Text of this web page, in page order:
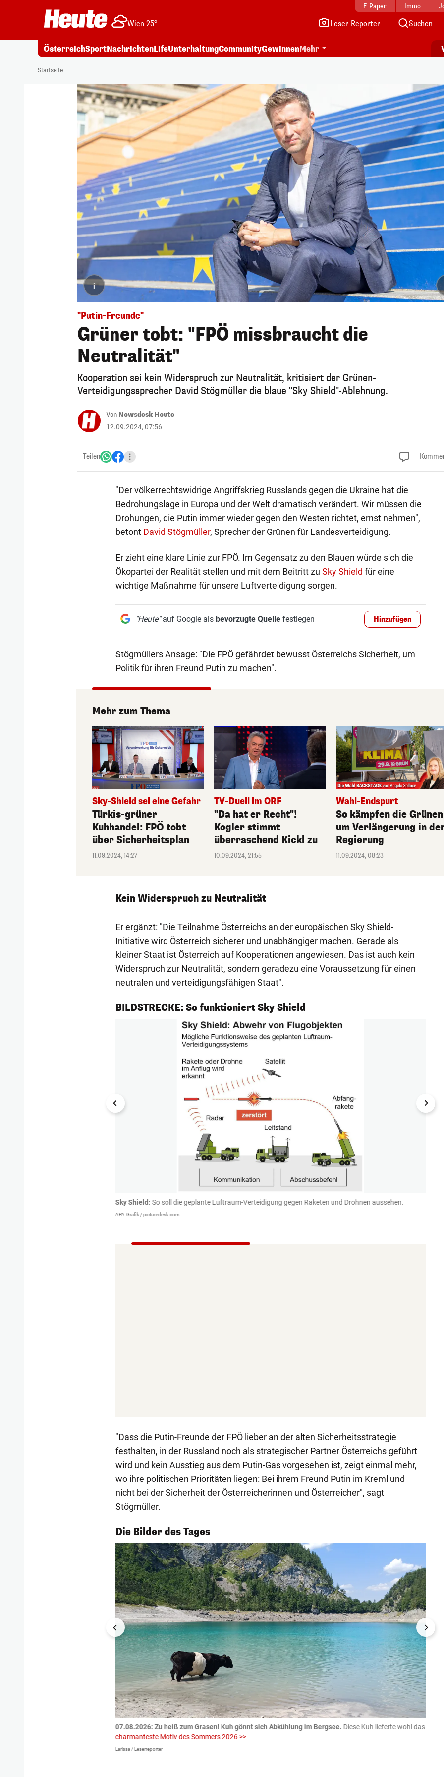
E-Paper Immo
Wien 25° Leser-Reporter Suchen
ÖsterreichSportNachrichtenLifeUnterhaltungCommunityGewinnenMehr
Startseite
i
"Putin-Freunde"
Grüner tobt: "FPÖ missbraucht die
Neutralität"
Kooperation sei kein Widerspruch zur Neutralität, kritisiert der Grünen-
Verteidigungssprecher David Stögmüller die blaue "Sky Shield"-Ablehnung.
Von Newsdesk Heute
12.09.2024, 07:56
Teilen
"Der völkerrechtswidrige Angriffskrieg Russlands gegen die Ukraine hat die
Bedrohungslage in Europa und der Welt dramatisch verändert. Wir müssen die
Drohungen, die Putin immer wieder gegen den Westen richtet, ernst nehmen",
betont David Stögmüller, Sprecher der Grünen für Landesverteidigung.
Er zieht eine klare Linie zur FPÖ. Im Gegensatz zu den Blauen würde sich die
Ökopartei der Realität stellen und mit dem Beitritt zu Sky Shield für eine
wichtige Maßnahme für unsere Luftverteidigung sorgen.
"Heute"auf Google als bevorzugte Quellefestlegen Hinzufügen
Stögmüllers Ansage: "Die FPÖ gefährdet bewusst Österreichs Sicherheit, um
Politik für ihren Freund Putin zu machen".
Mehr zum Thema
Sky-Shield sei eine Gefahr
Türkis-grüner
Kuhhandel: FPÖ tobt
über Sicherheitsplan
11.09.2024, 14:27
TV-Duell im ORF
"Da hat er Recht"!
Kogler stimmt
überraschend Kickl zu
10.09.2024, 21:55
Wahl-Endspurt
So kämpfen die Grünen
um Verlängerung in
Regierung
11.09.2024, 08:23
Kein Widerspruch zu Neutralität
Er ergänzt: "Die Teilnahme Österreichs an der europäischen Sky Shield-
Initiative wird Österreich sicherer und unabhängiger machen. Gerade als
kleiner Staat ist Österreich auf Kooperationen angewiesen. Das ist auch kein
Widerspruch zur Neutralität, sondern geradezu eine Voraussetzung für einen
neutralen und verteidigungsfähigen Staat".
BILDSTRECKE: So funktioniert Sky Shield
1/2
Sky Shield: So soll die geplante Luftraum-Verteidigung gegen Raketen und Drohnen aussehen.
APA-Grafik / picturedesk.com
"Dass die Putin-Freunde der FPÖ lieber an der alten Sicherheitsstrategie
festhalten, in der Russland noch als strategischer Partner Österreichs geführt
wird und kein Ausstieg aus dem Putin-Gas vorgesehen ist, zeigt einmal mehr,
wo ihre politischen Prioritäten liegen: Bei ihrem Freund Putin im Kreml und
nicht bei der Sicherheit der Österreicherinnen und Österreicher", sagt
Stögmüller.
Die Bilder des Tages
1/55
07.08.2026: Zu heiß zum Grasen! Kuh gönnt sich Abkühlung im Bergsee. Diese Kuh lieferte wohl das
charmanteste Motiv des Sommers 2026 >>
Larissa / Leserreporter